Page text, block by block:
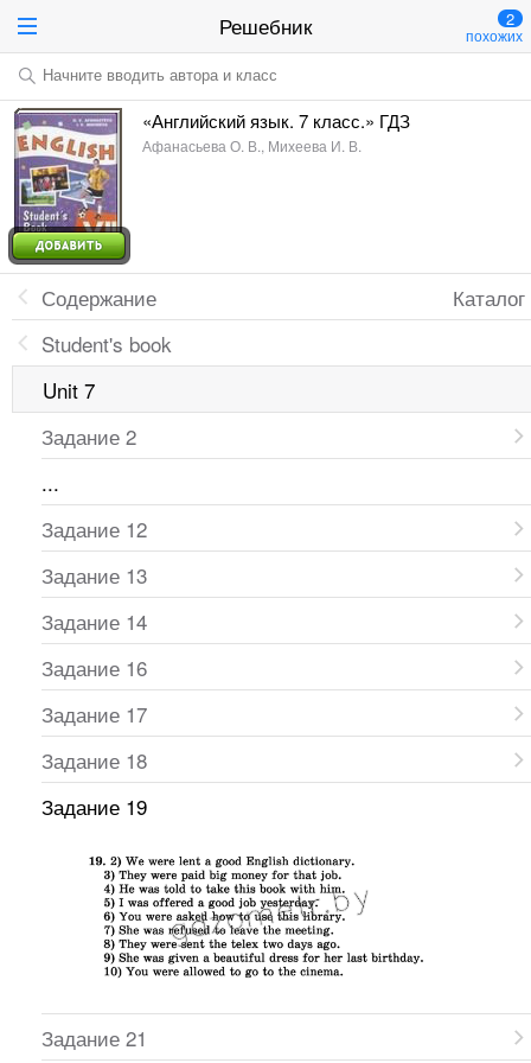
Решебник 2
похожих
Начните вводить автора и класс
«Английский язык. 7 класс.» ГДЗ
Афанасьева О. В., Михеева И. В.
Каталог
Содержание
Student's book
Unit 7
Задание 2
...
Задание 12
Задание 13
Задание 14
Задание 16
Задание 17
Задание 18
Задание 19
Задание 21